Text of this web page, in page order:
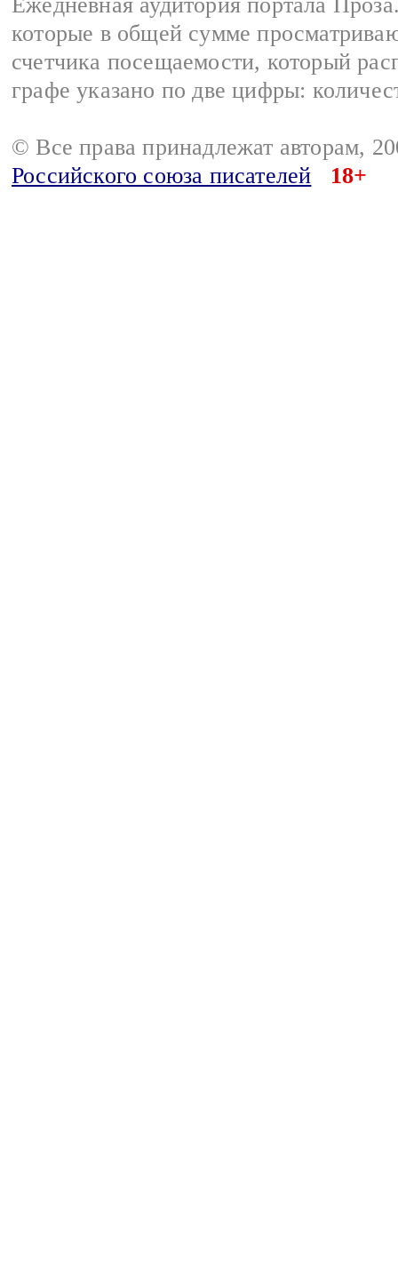
которые в общей сумме
счетчика посещаемости, который
графе указано по две цифры:
© Все права принадлежат авторам,
Российского союза писателей
18+